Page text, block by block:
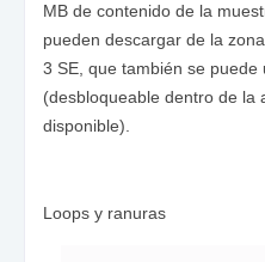
MB de contenido de la
pueden descargar de la
3 SE, que también se puede
(desbloqueable dentro de la
disponible).
Loops y ranuras